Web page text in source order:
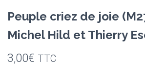
Peuple criez de joie
Michel Hild et Thierry
3,00€ TTC